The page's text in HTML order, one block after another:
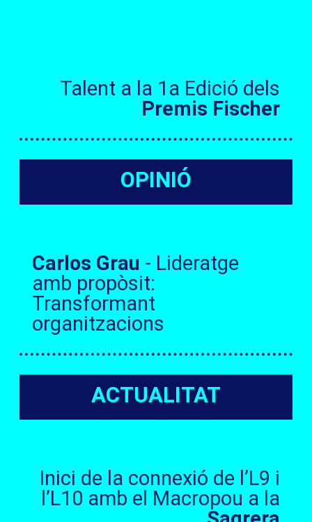
Talent a la 1a Edició dels
Premis Fischer
OPINIÓ
Carlos Grau - Lideratge
amb propòsit:
Transformant
organitzacions
ACTUALITAT
Inici de la connexió de l’L9 i
l’L10 amb el Macropou a la